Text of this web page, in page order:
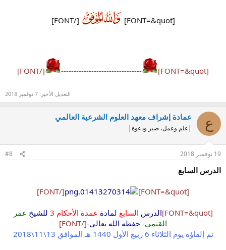
[FONT=&quot]
[/FONT]
[FONT=&quot]
--------------------------------
[/FONT]
التعديل الأخير: 7 نوفمبر 2018
ع عمادة إشراف معهد العلوم الشرعية العالمي
|علم وعمل، صبر ودعوة|
19 نوفمبر 2018 #8
الدرس السابع
[FONT=&quot]
[/FONT]
[FONT=&quot] الدرس السابع لمادة عمدة الأحكام 3 للشيخ عمر
القثمي- حفظه الله تعالى-[/FONT]
تم إلقاؤه يوم الثلاثاء 6 ربيع الأول 1440 هـ الموافق 13\11\2018